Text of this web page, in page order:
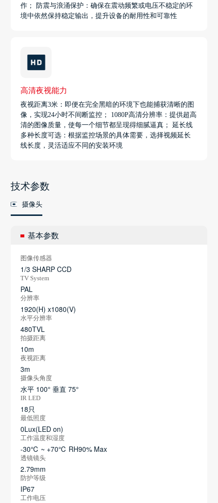
作； 防震与浪涌保护：确保在震动频繁或电压不稳定的环
境中依然保持稳定输出，提升设备的耐用性和可靠性
高清夜视能力
夜视距离3米：即便在完全黑暗的环境下也能捕获清晰的图
像，实现24小时不间断监控； 1080P高清分辨率：提供超高
清的图像质量，使每一个细节都呈现得细腻逼真； 延长线
多种长度可选：根据监控场景的具体需要，选择视频延长
线长度，灵活适应不同的安装环境
技术参数
摄像头
基本参数
图像传感器
1/3 SHARP CCD
TV System
PAL
分辨率
1920(H) x1080(V)
水平分辨率
480TVL
拍摄距离
10m
夜视距离
3m
摄像头角度
水平 100° 垂直 75°
IR LED
18只
最低照度
0Lux(LED on)
工作温度和湿度
-30℃ ~ +70℃ RH90% Max
透镜镜头
2.79mm
防护等级
IP67
工作电压